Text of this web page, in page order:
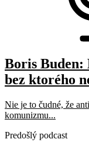
Boris Buden:
bez ktorého
Nie je to čudné, že
komunizmu...
Predošlý podcast